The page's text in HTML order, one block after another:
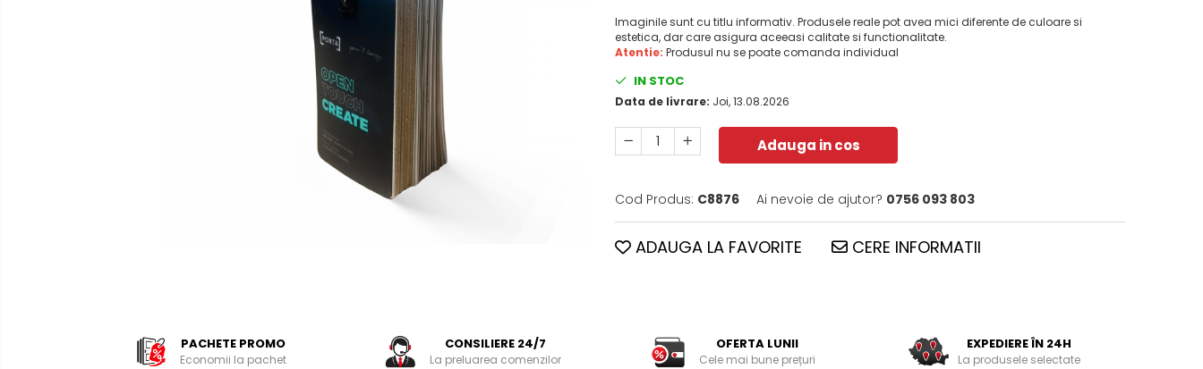
Imaginile sunt cu titlu informativ. Produsele reale pot avea mici diferente de culoare si
estetica, dar care asigura aceeasi calitate si functionalitate.
Atentie: Produsul nu se poate comanda individual
IN STOC
Data de livrare: Joi, 13.08.2026
Adauga in cos
Cod Produs: C8876 Ai nevoie de ajutor? 0756 093 803
ADAUGA LA FAVORITE CERE INFORMATII
PACHETE PROMO
Economii la pachet
CONSILIERE 24/7
La preluarea comenzilor
OFERTA LUNII
Cele mai bune prețuri
EXPEDIERE ÎN 24H
La produsele selectate